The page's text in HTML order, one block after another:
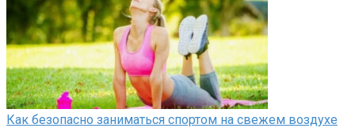
Как безопасно заниматься спортом на свежем воздухе